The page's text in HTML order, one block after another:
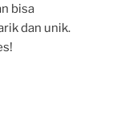
bisa
dan unik.